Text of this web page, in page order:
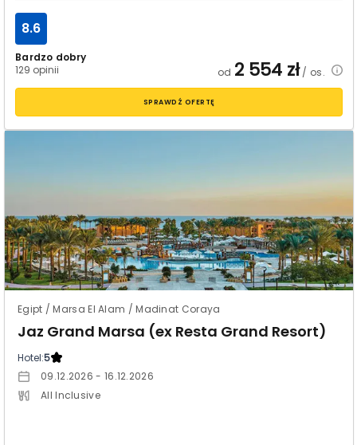
Bardzo dobry
129 opinii
8.6
od 2 554 zł/ os.
SPRAWDŹ OFERTĘ
Egipt / Marsa El Alam / Madinat Coraya
Jaz Grand Marsa (ex Resta Grand Resort)
Hotel:5
09.12.2026 - 16.12.2026
All Inclusive